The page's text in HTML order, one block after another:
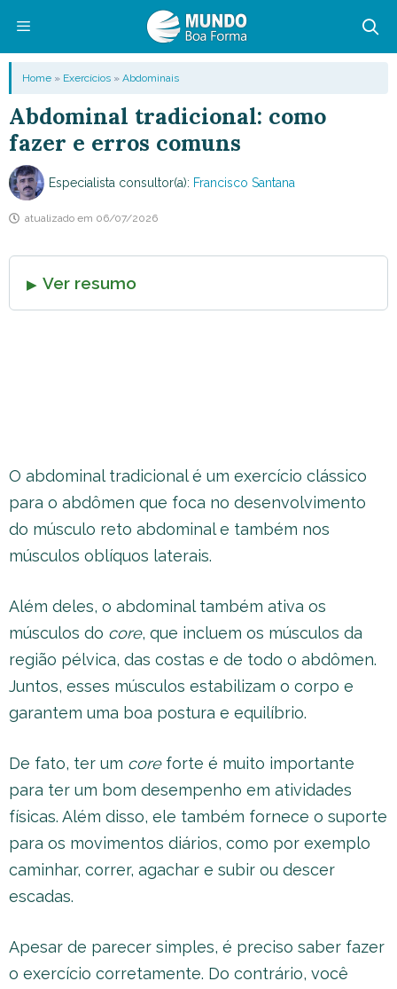
conteúdo
Menu
Home » Exercícios » Abdominais
Abdominal tradicional: como
fazer e erros comuns
Especialista consultor(a): Francisco Santana
atualizado em 06/07/2026
Ver resumo
O abdominal tradicional é um exercício clássico
para o abdômen que foca no desenvolvimento
do músculo reto abdominal e também nos
músculos oblíquos laterais.
Além deles, o abdominal também ativa os
músculos do core, que incluem os músculos da
região pélvica, das costas e de todo o abdômen.
Juntos, esses músculos estabilizam o corpo e
garantem uma boa postura e equilíbrio.
De fato, ter um coreforte é muito importante
para ter um bom desempenho em atividades
físicas. Além disso, ele também fornece o suporte
para os movimentos diários, como por exemplo
caminhar, correr, agachar e subir ou descer
escadas.
Apesar de parecer simples, é preciso saber fazer
o exercício corretamente. Do contrário, você